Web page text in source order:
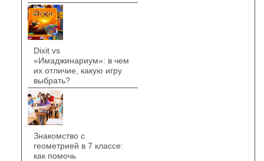
Dixit vs
«Имаджинариум»: в чем
их отличие, какую игру
выбрать?
Знакомство с
геометрией в 7 классе:
как помочь